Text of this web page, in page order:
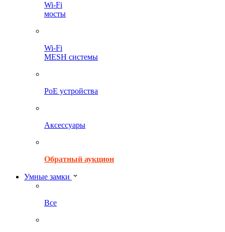
Wi-Fi
мосты
Wi-Fi
MESH системы
PoE устройства
Аксессуары
Обратный аукцион
Умные замки
Все